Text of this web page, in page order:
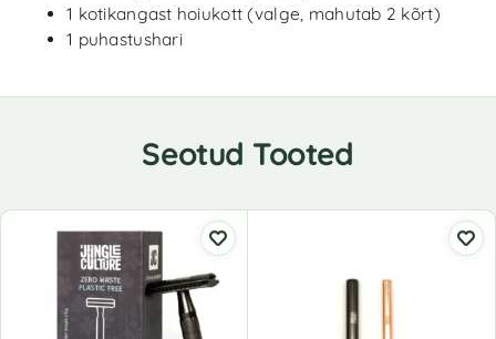
1 kotikangast hoiukott (valge, mahutab 2 kõrt)
1 puhastushari
Seotud Tooted